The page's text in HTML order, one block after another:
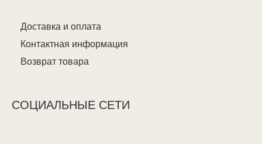
Доставка и оплата
Контактная информация
Возврат товара
СОЦИАЛЬНЫЕ СЕТИ